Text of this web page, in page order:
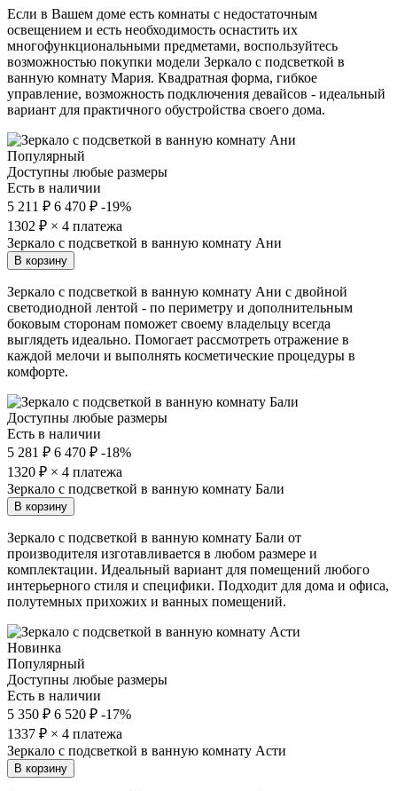
Если в Вашем доме есть комнаты с недостаточным
освещением и есть необходимость оснастить их
многофункциональными предметами, воспользуйтесь
возможностью покупки модели Зеркало с подсветкой в
ванную комнату Мария. Квадратная форма, гибкое
управление, возможность подключения девайсов - идеальный
вариант для практичного обустройства своего дома.
Популярный
Доступны любые размеры
Есть в наличии
5 211 ₽ 6 470 ₽ -19%
1302 ₽ × 4 платежа
Зеркало с подсветкой в ванную комнату Ани
В корзину
Зеркало с подсветкой в ванную комнату Ани с двойной
светодиодной лентой - по периметру и дополнительным
боковым сторонам поможет своему владельцу всегда
выглядеть идеально. Помогает рассмотреть отражение в
каждой мелочи и выполнять косметические процедуры в
комфорте.
Доступны любые размеры
Есть в наличии
5 281 ₽ 6 470 ₽ -18%
1320 ₽ × 4 платежа
Зеркало с подсветкой в ванную комнату Бали
В корзину
Зеркало с подсветкой в ванную комнату Бали от
производителя изготавливается в любом размере и
комплектации. Идеальный вариант для помещений любого
интерьерного стиля и специфики. Подходит для дома и офиса,
полутемных прихожих и ванных помещений.
Новинка
Популярный
Доступны любые размеры
Есть в наличии
5 350 ₽ 6 520 ₽ -17%
1337 ₽ × 4 платежа
Зеркало с подсветкой в ванную комнату Асти
В корзину